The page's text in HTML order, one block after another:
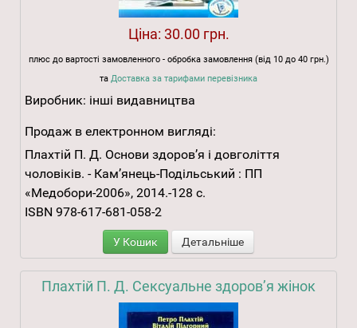
Ціна: 30.00 грн.
плюс до вартості замовленного - обробка замовлення (від 10 до 40 грн.)
та Доставка за тарифами перевізника
Виробник: інші видавництва
Продаж в електронном вигляді:
Плахтій П. Д. Основи здоров’я і довголіття
чоловіків. - Кам’янець-Подільський : ПП
«Медобори-2006», 2014.-128 с.
ISBN 978-617-681-058-2
У Кошик Детальніше
Плахтій П. Д. Сексуальне здоров’я жінок